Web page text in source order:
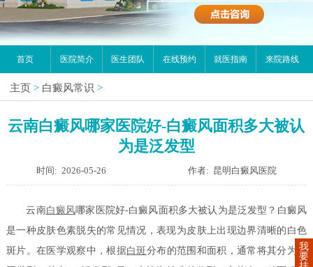
首页 医院简介 医生团队 在线预约 就医指南 来院路线
主页 > 白癜风常识 >
云南白癜风哪家医院好-白癜风面积多大被认
为是泛发型
时间: 2026-05-26 作者: 昆明白癜风医院
云南白癜风哪家医院好-白癜风面积多大被认为是泛发型？白癜风
是一种皮肤色素脱失的常见情况，表现为皮肤上出现边界清晰的白色
斑片。在医学观察中，根据白斑分布的范围和面积，通常将其分为不
我
要